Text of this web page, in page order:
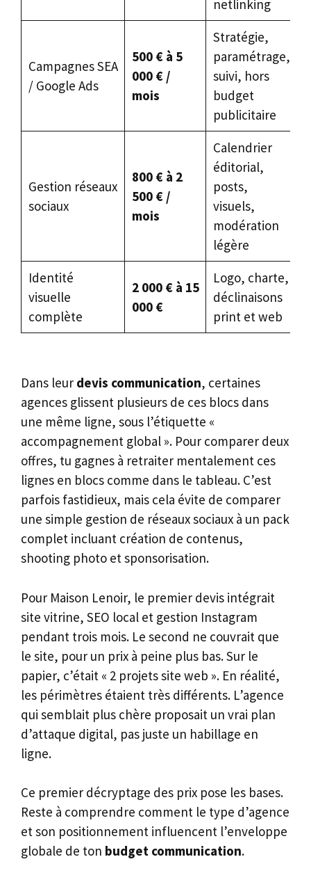
netlinking
Campagnes SEA
/ Google Ads
500 € à 5
000 € /
mois
Stratégie,
paramétrage,
suivi, hors
budget
publicitaire
Gestion réseaux
sociaux
800 € à 2
500 € /
mois
Calendrier
éditorial,
posts,
visuels,
modération
légère
Identité
visuelle
complète
2 000 € à 15
000 €
Logo, charte,
déclinaisons
print et web
Dans leur devis communication, certaines
agences glissent plusieurs de ces blocs dans
une même ligne, sous l’étiquette «
accompagnement global ». Pour comparer deux
offres, tu gagnes à retraiter mentalement ces
lignes en blocs comme dans le tableau. C’est
parfois fastidieux, mais cela évite de comparer
une simple gestion de réseaux sociaux à un pack
complet incluant création de contenus,
shooting photo et sponsorisation.
Pour Maison Lenoir, le premier devis intégrait
site vitrine, SEO local et gestion Instagram
pendant trois mois. Le second ne couvrait que
le site, pour un prix à peine plus bas. Sur le
papier, c’était « 2 projets site web ». En réalité,
les périmètres étaient très différents. L’agence
qui semblait plus chère proposait un vrai plan
d’attaque digital, pas juste un habillage en
ligne.
Ce premier décryptage des prix pose les bases.
Reste à comprendre comment le type d’agence
et son positionnement influencent l’enveloppe
globale de ton budget communication.